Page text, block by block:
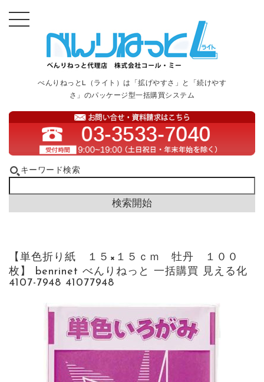
べんりねっとL（ライト）は「拡げやすさ」と「続けやす
さ」のパッケージ型一括購買システム
キーワード検索
【単色折り紙 １５×１５ｃｍ 牡丹 １００
枚】 benrinet べんりねっと 一括購買 見える化
4107-7948 41077948